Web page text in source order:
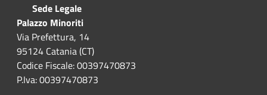
Sede Legale
Palazzo Minoriti
Via Prefettura, 14
95124 Catania (CT)
Codice Fiscale: 00397470873
P.Iva: 00397470873